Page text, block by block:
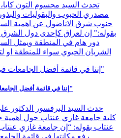
تحدث السيد محسوم التون
مصدري الحبوب والبقوليات
جنوب شرق الاناضول عن اهمية
بقوله:" إن لعراق كإحدى دول الشرق
دور هام في المنطقة ويمثل
الشريان الحيوي سواء للمنطقة او
"إننا في قائمة أفضل الجامعات في العالم"
حدث السيد البرفسور الدكتور
كلية جامعة غازي عنتاب حول اهمية
عنتاب بقوله: “إن جامعة غازي